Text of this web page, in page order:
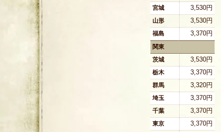
宮城 3,530円
山形 3,530円
福島 3,370円
関東
茨城
3,530円
栃木 3,370円
群馬 3,320円
埼玉 3,370円
千葉 3,370円
東京 3,370円